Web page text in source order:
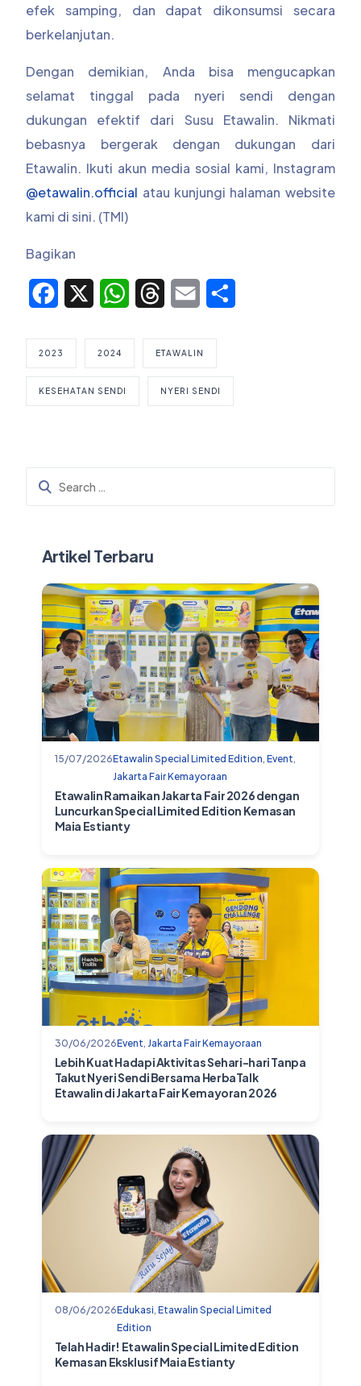
efek samping, dan dapat dikonsumsi secara
berkelanjutan.
Dengan demikian, Anda bisa mengucapkan
selamat tinggal pada nyeri sendi dengan
dukungan efektif dari Susu Etawalin. Nikmati
bebasnya bergerak dengan dukungan dari
Etawalin. Ikuti akun media sosial kami, Instagram
@etawalin.official atau kunjungi halaman website
kami di sini. (TMI)
Bagikan
Facebook WhatsAppThreadsEmail
2023 2024 ETAWALIN
KESEHATAN SENDI NYERI SENDI
Artikel Terbaru
15/07/2026Etawalin Special Limited Edition, Event,
Jakarta Fair Kemayoraan
Etawalin Ramaikan Jakarta Fair 2026 dengan
Luncurkan Special Limited Edition Kemasan
Maia Estianty
30/06/2026Event, Jakarta Fair Kemayoraan
Lebih Kuat Hadapi Aktivitas Sehari-hari Tanpa
Takut Nyeri Sendi Bersama HerbaTalk
Etawalin di Jakarta Fair Kemayoran 2026
08/06/2026Edukasi, Etawalin Special Limited
Edition
Telah Hadir! Etawalin Special Limited Edition
Kemasan Eksklusif Maia Estianty